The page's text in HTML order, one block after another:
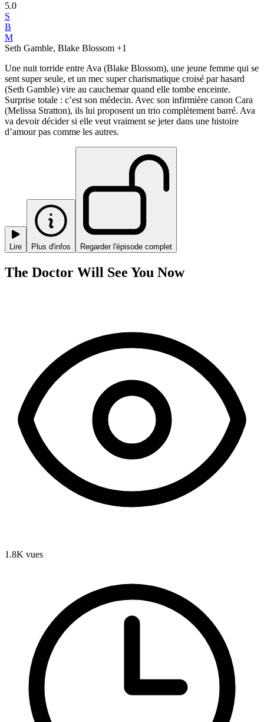
5.0
S
B
M
Seth Gamble, Blake Blossom +1
Une nuit torride entre Ava (Blake Blossom), une jeune femme qui se
sent super seule, et un mec super charismatique croisé par hasard
(Seth Gamble) vire au cauchemar quand elle tombe enceinte.
Surprise totale : c’est son médecin. Avec son infirmière canon Cara
(Melissa Stratton), ils lui proposent un trio complètement barré. Ava
va devoir décider si elle veut vraiment se jeter dans une histoire
d’amour pas comme les autres.
Lire Plus d'infos Regarder l'épisode complet
The Doctor Will See You Now
1.8K vues